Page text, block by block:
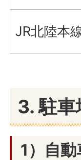
JR北陸本
3. 駐車
1）自